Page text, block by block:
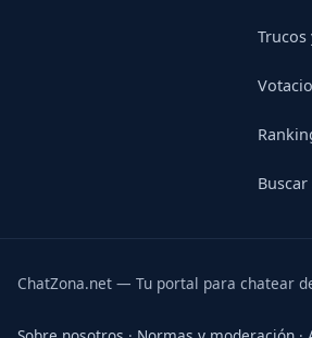
Trucos
Buscar
ChatZona.net — Tu portal para chatear